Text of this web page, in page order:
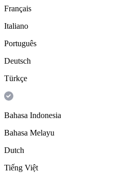
Français
Italiano
Português
Deutsch
Türkçe
Bahasa Indonesia
Bahasa Melayu
Dutch
Tiếng Việt